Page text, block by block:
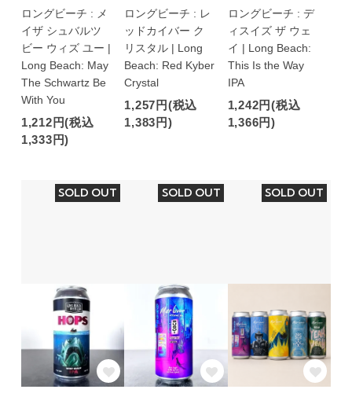
ロングビーチ : メ
イザ シュバルツ
ビー ウィズ ユー |
Long Beach: May
The Schwartz Be
With You
1,212円(税込
1,333円)
ロングビーチ : レ
ッドカイバー ク
リスタル | Long
Beach: Red Kyber
Crystal
1,257円(税込
1,383円)
ロングビーチ : デ
ィスイズ ザ ウェ
イ | Long Beach:
This Is the Way
IPA
1,242円(税込
1,366円)
SOLD OUT SOLD OUT SOLD OUT